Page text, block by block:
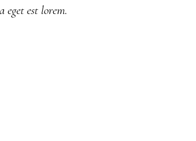
eget est lorem.